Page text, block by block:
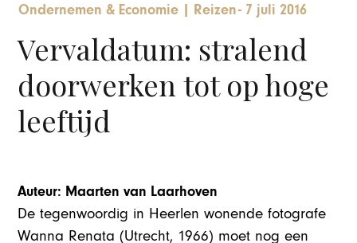
Ondernemen & Economie Reizen- 7 juli 2016
Vervaldatum: stralend
doorwerken tot op hoge
leeftijd
Auteur: Maarten van Laarhoven
De tegenwoordig in Heerlen wonende fotografe
Wanna Renata (Utrecht, 1966) moet nog een